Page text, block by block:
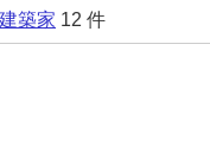
建築家 12 件